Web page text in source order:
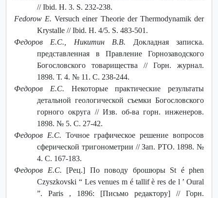
// Ibid. H. 3. S. 232-238.
Fedorow E. Versuch einer Theorie der Thermodynamik der
Krystalle // Ibid. H. 4/5. S. 483-501.
Федоров Е.С., Никитин В.В. Докладная записка.
представленная в Правление Горнозаводского
Богословского товарищества // Горн. журнал.
1898. Т. 4. № 11. С. 238-244.
Федоров Е.С. Некоторые практические результаты
детальной геологической съемки Богословского
горного округа // Изв. об-ва горн. инженеров.
1898. № 5. С. 27-42.
Федоров Е.С. Точное графическое решение вопросов
сферической тригонометрии // Зап. РТО. 1898. №
4. С. 167-183.
Федоров Е.С. [Рец.] По поводу брошюры St é phen
Czyszkovski “ Les venues m é tallif è res de l ’ Oural
”. Paris , 1896: [Письмо редактору] // Горн.